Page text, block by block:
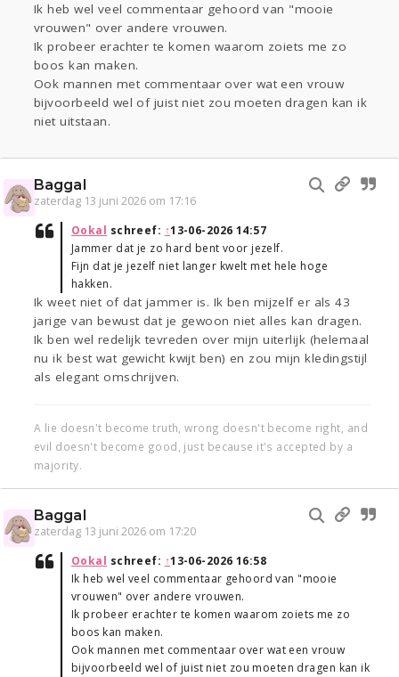
Ik heb wel veel commentaar gehoord van "mooie
vrouwen" over andere vrouwen.
Ik probeer erachter te komen waarom zoiets me zo
boos kan maken.
Ook mannen met commentaar over wat een vrouw
bijvoorbeeld wel of juist niet zou moeten dragen kan ik
niet uitstaan.
Baggal
zaterdag 13 juni 2026 om 17:16
Ookal schreef: ↑13-06-2026 14:57
Jammer dat je zo hard bent voor jezelf.
Fijn dat je jezelf niet langer kwelt met hele hoge
hakken.
Ik weet niet of dat jammer is. Ik ben mijzelf er als 43
jarige van bewust dat je gewoon niet alles kan dragen.
Ik ben wel redelijk tevreden over mijn uiterlijk (helemaal
nu ik best wat gewicht kwijt ben) en zou mijn kledingstijl
als elegant omschrijven.
A lie doesn't become truth, wrong doesn't become right, and
evil doesn't become good, just because it's accepted by a
majority.
Baggal
zaterdag 13 juni 2026 om 17:20
Ookal schreef: ↑13-06-2026 16:58
Ik heb wel veel commentaar gehoord van "mooie
vrouwen" over andere vrouwen.
Ik probeer erachter te komen waarom zoiets me zo
boos kan maken.
Ook mannen met commentaar over wat een vrouw
bijvoorbeeld wel of juist niet zou moeten dragen kan ik